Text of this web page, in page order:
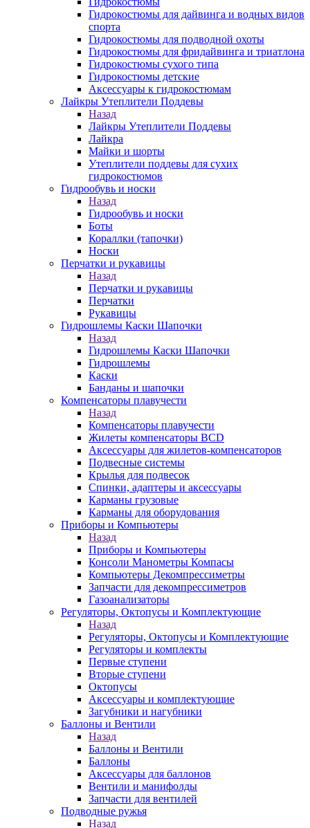
Гидрокостюмы для дайвинга и водных видов
спорта
Гидрокостюмы для подводной охоты
Гидрокостюмы для фридайвинга и триатлона
Гидрокостюмы сухого типа
Гидрокостюмы детские
Аксессуары к гидрокостюмам
Лайкры Утеплители Поддевы
Назад
Лайкры Утеплители Поддевы
Лайкра
Майки и шорты
Утеплители поддевы для сухих
гидрокостюмов
Гидрообувь и носки
Назад
Гидрообувь и носки
Боты
Кораллки (тапочки)
Носки
Перчатки и рукавицы
Назад
Перчатки и рукавицы
Перчатки
Рукавицы
Гидрошлемы Каски Шапочки
Назад
Гидрошлемы Каски Шапочки
Гидрошлемы
Каски
Банданы и шапочки
Компенсаторы плавучести
Назад
Компенсаторы плавучести
Жилеты компенсаторы BCD
Аксессуары для жилетов-компенсаторов
Подвесные системы
Крылья для подвесок
Спинки, адаптеры и аксессуары
Карманы грузовые
Карманы для оборудования
Приборы и Компьютеры
Назад
Приборы и Компьютеры
Консоли Манометры Компасы
Компьютеры Декомпрессиметры
Запчасти для декомпрессиметров
Газоанализаторы
Регуляторы, Октопусы и Комплектующие
Назад
Регуляторы, Октопусы и Комплектующие
Регуляторы и комплекты
Первые ступени
Вторые ступени
Октопусы
Аксессуары и комплектующие
Загубники и нагубники
Баллоны и Вентили
Назад
Баллоны и Вентили
Баллоны
Аксессуары для баллонов
Вентили и манифолды
Запчасти для вентилей
Подводные ружья
Назад